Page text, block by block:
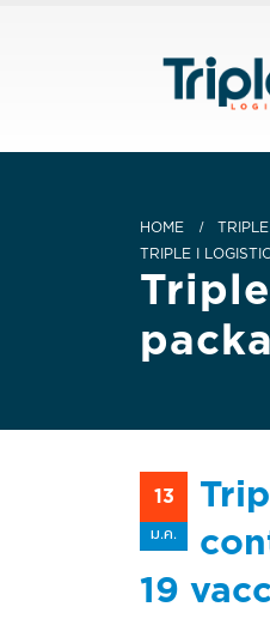
HOME
TRIPLE I
13
ม.ค.
19